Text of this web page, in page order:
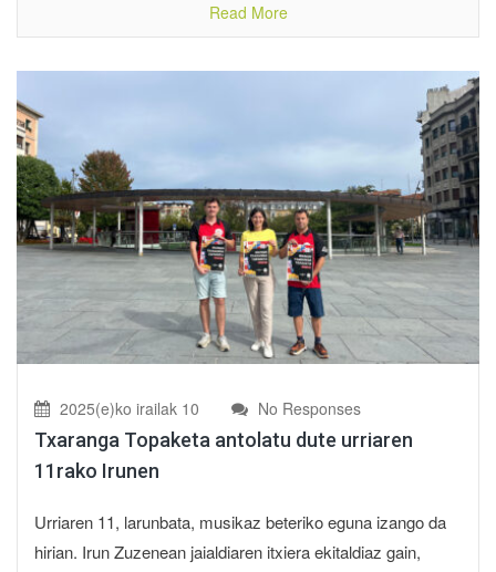
Read More
2025(e)ko irailak 10 No Responses
Txaranga Topaketa antolatu dute urriaren
11rako Irunen
Urriaren 11, larunbata, musikaz beteriko eguna izango da
hirian. Irun Zuzenean jaialdiaren itxiera ekitaldiaz gain,